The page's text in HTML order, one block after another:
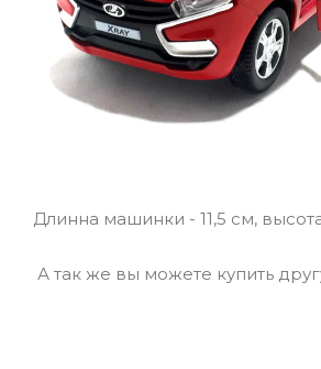
Длинна машинки - 11,5 см,
А так же вы можете купить